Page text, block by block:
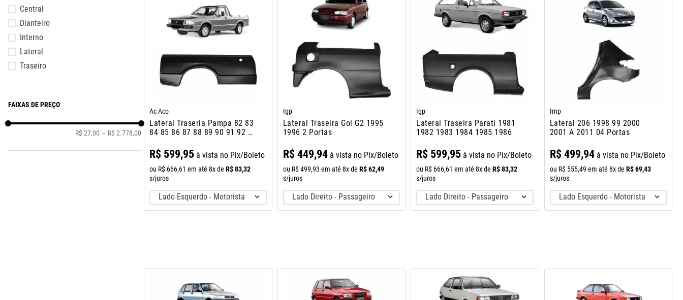
Central
Dianteiro
Interno
Lateral
Traseiro
FAIXAS DE PREÇO
R$ 27,00 – R$ 2.778,00
Ac Aco
Lateral Traseria Pampa 82 83
84 85 86 87 88 89 90 91 92 A
R$ 599,95 à vista no Pix/Boleto
ou R$ 666,61 em até 8x de R$ 83,32
s/juros
Lado Esquerdo - Motorista
Igp
Lateral Traseira Gol G2 1995
1996 2 Portas
R$ 449,94à vista no Pix/Boleto
ou R$ 499,93 em até 8x de R$ 62,49
s/juros
Lado Direito - Passageiro
Igp
Lateral Traseira Parati 1981
1982 1983 1984 1985 1986
R$ 599,95 à vista no Pix/Boleto
ou R$ 666,61 em até 8x de R$83,32
s/juros
Lado Direito - Passageiro
Imp
Lateral 206 1998 99 2000
2001 A 2011 04 Portas
R$ 499,94à vista no Pix/Boleto
ou R$ 555,49 em até 8x de R$ 69,43
s/juros
Lado Esquerdo - Motorista